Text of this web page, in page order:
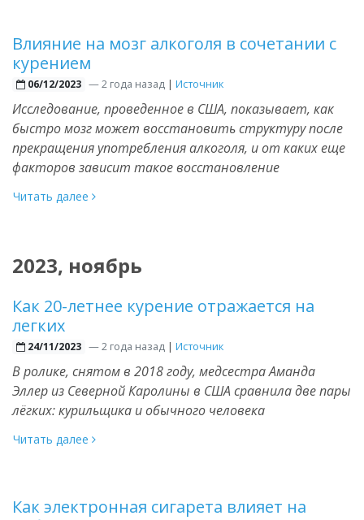
Влияние на мозг алкоголя в сочетании с
курением
06/12/2023 —2 года назад | Источник
Исследование, проведенное в США, показывает, как
быстро мозг может восстановить структуру после
прекращения употребления алкоголя, и от каких еще
факторов зависит такое восстановление
Читать далее
2023, ноябрь
Как 20-летнее курение отражается на
легких
24/11/2023 —2 года назад | Источник
В ролике, снятом в 2018 году, медсестра Аманда
Эллер из Северной Каролины в США сравнила две пары
лёгких: курильщика и обычного человека
Читать далее
Как электронная сигарета влияет на